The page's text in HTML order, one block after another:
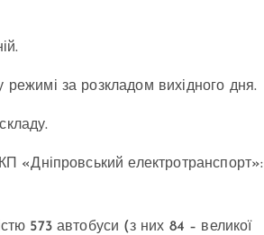
за розкладом вихідного дня.
«Дніпровський електротранспорт»:
573 автобуси (з них 84 – великої